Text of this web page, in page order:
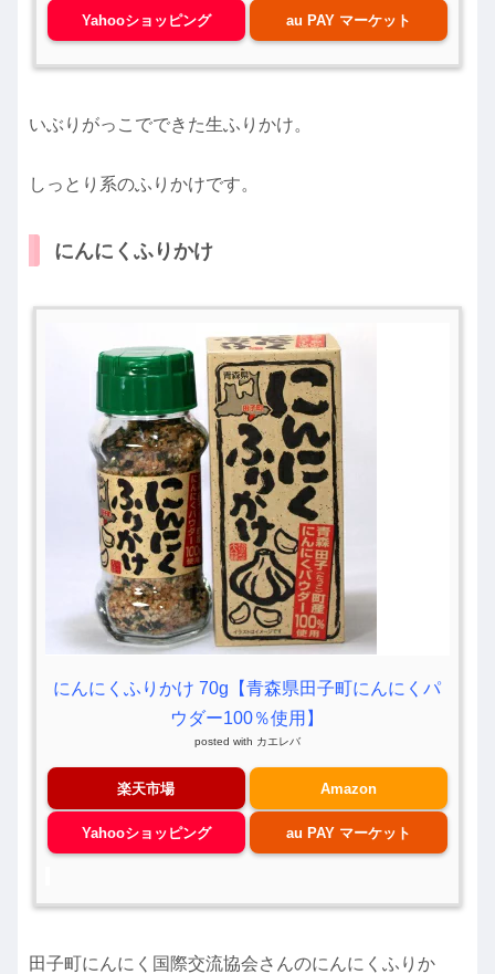
Yahooショッピング au PAY マーケット
いぶりがっこでできた生ふりかけ。
しっとり系のふりかけです。
にんにくふりかけ
にんにくふりかけ 70g【青森県田子町にんにくパ
ウダー100％使用】
posted with カエレバ
楽天市場 Amazon
Yahooショッピング au PAY マーケット
田子町にんにく国際交流協会さんのにんにくふりか